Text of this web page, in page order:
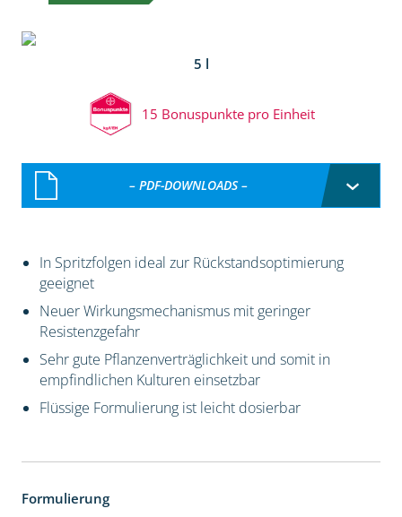
5 l
15 Bonuspunkte pro Einheit
– PDF-DOWNLOADS –
In Spritzfolgen ideal zur Rückstandsoptimierung
geeignet
Neuer Wirkungsmechanismus mit geringer
Resistenzgefahr
Sehr gute Pflanzenverträglichkeit und somit in
empfindlichen Kulturen einsetzbar
Flüssige Formulierung ist leicht dosierbar
Formulierung